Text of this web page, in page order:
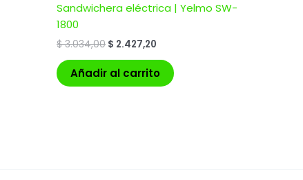
Sandwichera eléctrica | Yelmo SW-
1800
$3.034,00 $ 2.427,20
Añadir al carrito